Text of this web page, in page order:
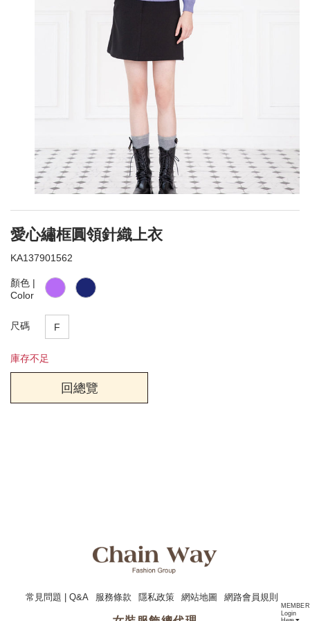
MEMBER
Login
愛心繡框圓領針織上衣
KA137901562
顏色 |
Color
尺碼 F
庫存不足
回總覽
常見問題 | Q&A 服務條款 隱私政策 網站地圖 網路會員規則